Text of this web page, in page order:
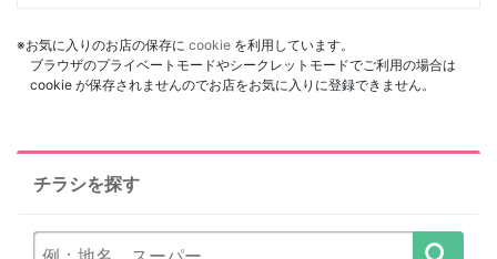
※お気に入りのお店の保存に cookie を利用しています。
ブラウザのプライベートモードやシークレットモードでご利用の場合は
cookie が保存されませんのでお店をお気に入りに登録できません。
チラシを探す